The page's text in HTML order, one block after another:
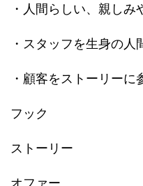
・人間らしい、親しみ
・スタッフを生身の人
・顧客をストーリーに
フック
ストーリー
オファー